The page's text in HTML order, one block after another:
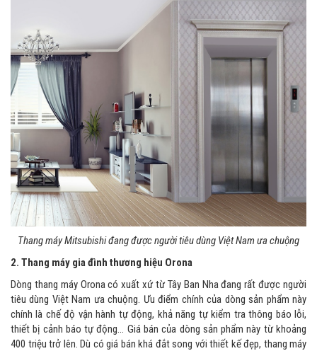
Thang máy Mitsubishi đang được người tiêu dùng Việt Nam ưa chuộng
2. Thang máy gia đình thương hiệu Orona
Dòng thang máy Orona có xuất xứ từ Tây Ban Nha đang rất được người
tiêu dùng Việt Nam ưa chuộng. Ưu điểm chính của dòng sản phẩm này
chính là chế độ vận hành tự động, khả năng tự kiểm tra thông báo lỗi,
thiết bị cảnh báo tự động… Giá bán của dòng sản phẩm này từ khoảng
400 triệu trở lên. Dù có giá bán khá đắt song với thiết kế đẹp, thang máy